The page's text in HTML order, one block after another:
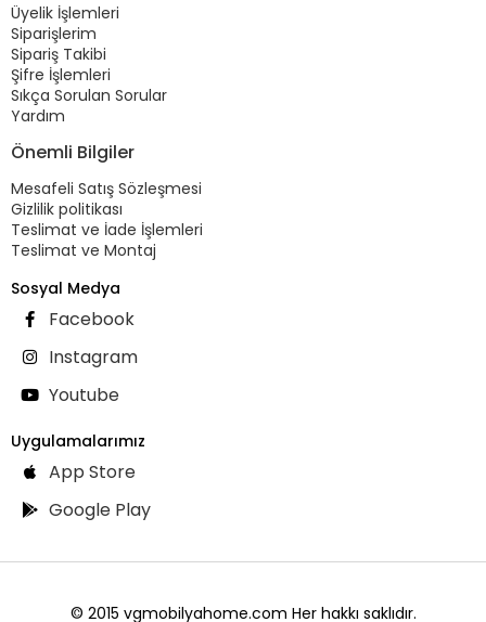
Üyelik İşlemleri
Siparişlerim
Sipariş Takibi
Şifre İşlemleri
Sıkça Sorulan Sorular
Yardım
Önemli Bilgiler
Mesafeli Satış Sözleşmesi
Gizlilik politikası
Teslimat ve İade İşlemleri
Teslimat ve Montaj
Sosyal Medya
Facebook
Instagram
Youtube
Uygulamalarımız
App Store
Google Play
© 2015 vgmobilyahome.com Her hakkı saklıdır.